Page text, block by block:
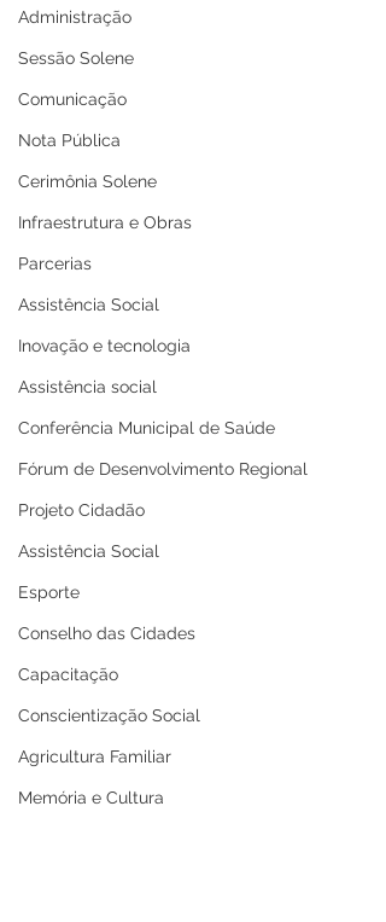
Administração
Sessão Solene
Comunicação
Nota Pública
Cerimônia Solene
Infraestrutura e Obras
Parcerias
Assistência Social
Inovação e tecnologia
Assistência social
Conferência Municipal de Saúde
Fórum de Desenvolvimento Regional
Projeto Cidadão
Assistência Social
Esporte
Conselho das Cidades
Capacitação
Conscientização Social
Agricultura Familiar
Memória e Cultura